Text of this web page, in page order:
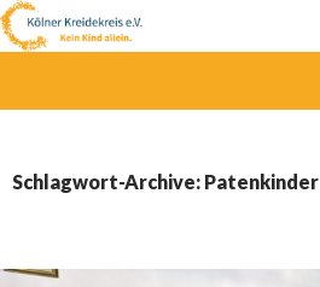
Schlagwort-Archive: Patenkinder